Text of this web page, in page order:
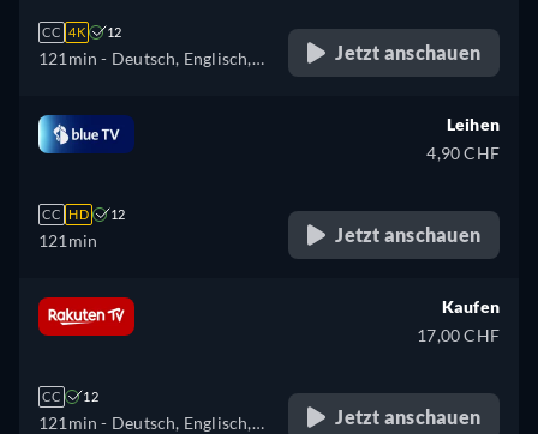
CC 4K 12
121min - Deutsch, Englisch,
Italienisch, Polnisch,
Portugiesisch
Jetzt anschauen
CC HD 12
121min
Leihen
4,90 CHF
Jetzt anschauen
CC 12
121min - Deutsch, Englisch,
Kaufen
17,00 CHF
Jetzt anschauen